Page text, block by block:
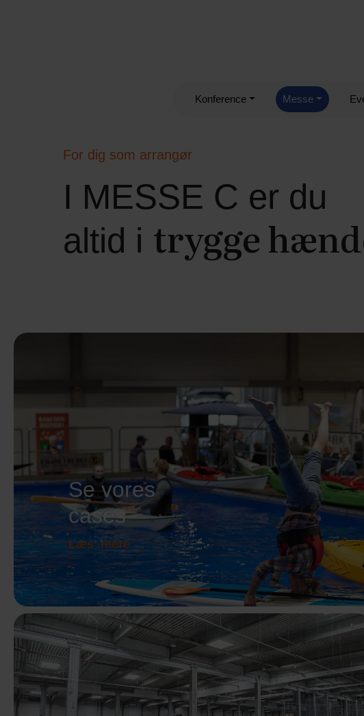
Konference Messe
For dig som arrangør
I MESSE C er du
altid i trygge
Se vores
cases
Læs mere